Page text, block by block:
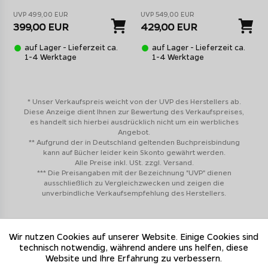
separater Temperaturanzeige für Pizzastein und
Garraum
Terrasse, Balkon und moderne Outdoor Küchen
Vielseitig einsetzbar für Pizza, Flammkuchen,
Calzone, Brot und weitere Backgerichte
Der Outdoorchef Pizzaofen Prismo bietet eine
herausragende Top-Ausstattung und kann mit Leistung als
auch Design in ihrer Outdoor Küche punkten!
UVP 499,00 EUR
399,00 EUR
auf Lager - Lieferzeit ca.
1-4 Werktage
UVP 549,00 EUR
429,00 EUR
auf Lager - Lieferzeit ca.
1-4 Werktage
* Unser Verkaufspreis weicht von der UVP des Herstellers ab.
Diese Anzeige dient Ihnen zur Bewertung des Verkaufspreises,
es handelt sich hierbei ausdrücklich nicht um ein werbliches
Angebot.
** Aufgrund der in Deutschland geltenden Buchpreisbindung
kann auf Bücher leider kein Skonto gewährt werden.
Alle Preise inkl. USt. zzgl. Versand.
*** Die Preisangaben mit der Bezeichnung "UVP" dienen
ausschließlich zu Vergleichzwecken und zeigen die
unverbindliche Verkaufsempfehlung des Herstellers.
Grillfürst
Grillfürst
Wir nutzen Cookies auf unserer Website. Einige Cookies sind
technisch notwendig, während andere uns helfen, diese
Website und Ihre Erfahrung zu verbessern.